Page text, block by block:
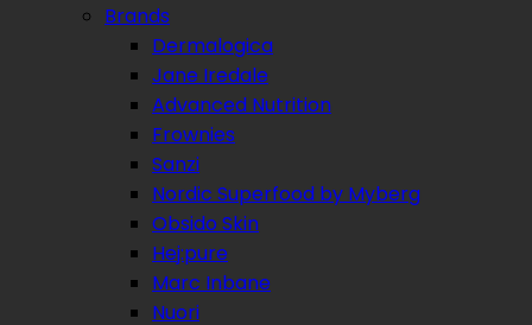
Brands
Dermalogica
Jane Iredale
Advanced Nutrition
Frownies
Sanzi
Nordic Superfood by Myberg
Obsido Skin
Hej:pure
Marc Inbane
Nuori